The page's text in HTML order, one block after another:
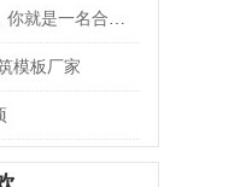
当你这样使用建筑木模板，你就是一名合格的建筑人了
模板厂家